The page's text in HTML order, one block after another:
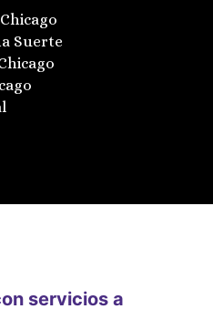
Suerte
servicios a